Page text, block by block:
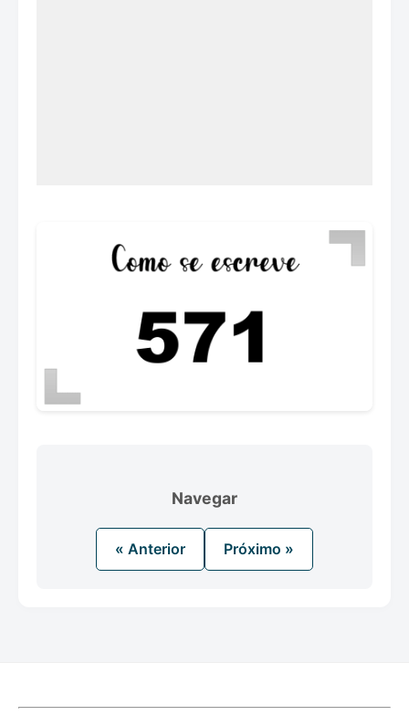
Navegar
« Anterior Próximo »